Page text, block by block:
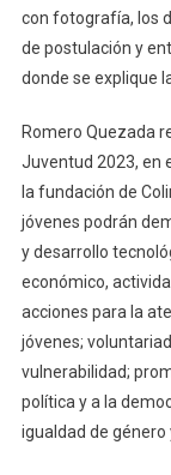
con fotografía, los
de postulación y
donde se explique
Romero Quezada
Juventud 2023, en
la fundación de
jóvenes podrán
y desarrollo
económico,
acciones para la
jóvenes;
vulnerabilidad;
política y a la
igualdad de género